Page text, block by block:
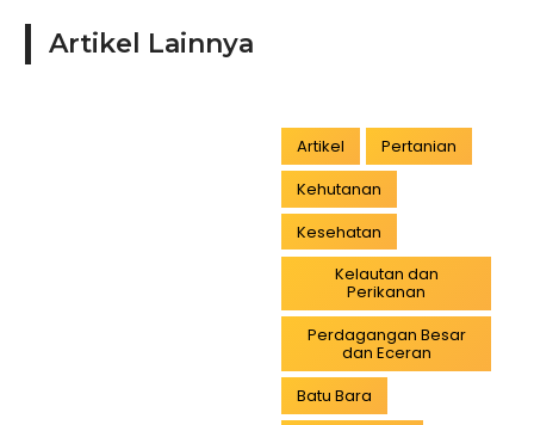
Artikel Lainnya
Artikel
Pertanian
Kehutanan
Kesehatan
Kelautan dan
Perikanan
Perdagangan Besar
dan Eceran
Batu Bara